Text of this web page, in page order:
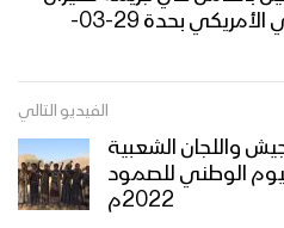
عبدالملك بدرالدين
الثامنة للعدوان
العدوان السعودي الأمريكي بحدة 29-03-
الفيديو التالي
واللجان الشعبية
الوطني للصمود
2022م